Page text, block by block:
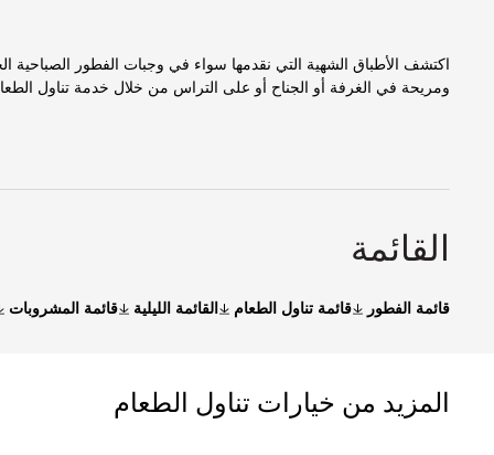
اكتشف الأطباق الشهية التي نقدمها سواء في وجبات الفطور الصباحية
ومريحة في الغرفة أو الجناح أو على التراس من خلال خدمة تناول
القائمة
قائمة الفطور قائمة تناول الطعام القائمة الليلية قائمة المشروبات
المزيد من خيارات تناول الطعام